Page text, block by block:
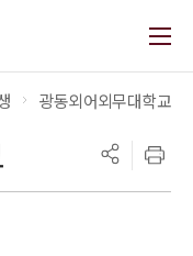
광동외어외무대학교